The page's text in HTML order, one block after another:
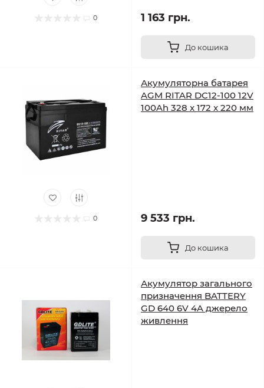
0 1 163 грн.
До кошика
0
Акумуляторна батарея
AGM RITAR DC12-100 12V
100Ah 328 x 172 x 220 мм
9 533 грн.
До кошика
Акумулятор загального
призначення BATTERY
GD 640 6V 4A джерело
живлення